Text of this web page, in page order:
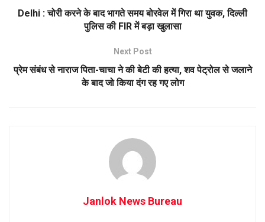
Delhi : चोरी करने के बाद भागते समय बोरवेल में गिरा था युवक, दिल्ली
पुलिस की FIR में बड़ा खुलासा
Next Post
प्रेम संबंध से नाराज पिता-चाचा ने की बेटी की हत्या, शव पेट्रोल से जलाने
के बाद जो किया दंग रह गए लोग
Janlok News Bureau